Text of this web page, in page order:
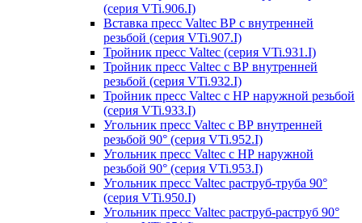
(серия VTi.906.I)
Вставка пресс Valtec ВР с внутренней
резьбой (серия VTi.907.I)
Тройник пресс Valtec (серия VTi.931.I)
Тройник пресс Valtec с ВР внутренней
резьбой (серия VTi.932.I)
Тройник пресс Valtec с НР наружной резьбой
(серия VTi.933.I)
Угольник пресс Valtec с ВР внутренней
резьбой 90° (серия VTi.952.I)
Угольник пресс Valtec с НР наружной
резьбой 90° (серия VTi.953.I)
Угольник пресс Valtec раструб-труба 90°
(серия VTi.950.I)
Угольник пресс Valtec раструб-раструб 90°